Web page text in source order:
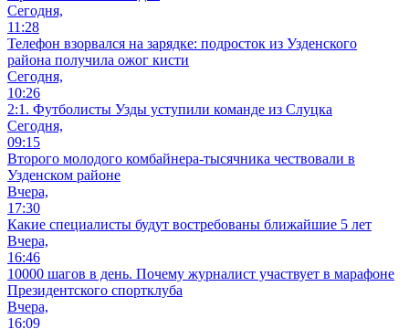
Сегодня,
11:28
Телефон взорвался на зарядке: подросток из Узденского
района получила ожог кисти
Сегодня,
10:26
2:1. Футболисты Узды уступили команде из Слуцка
Сегодня,
09:15
Второго молодого комбайнера-тысячника чествовали в
Узденском районе
Вчера,
17:30
Какие специалисты будут востребованы ближайшие 5 лет
Вчера,
16:46
10000 шагов в день. Почему журналист участвует в марафоне
Президентского спортклуба
Вчера,
16:09